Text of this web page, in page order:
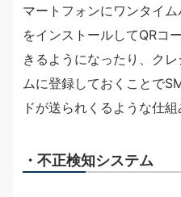
マートフォンにワンタイ
をインストールしてQRコ
きるようになったり、ク
ムに登録しておくことで
ドが送られくるような仕組
・不正検知システム